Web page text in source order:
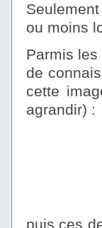
ou moins
Parmis
de
cette
agrandir) :
puis ces